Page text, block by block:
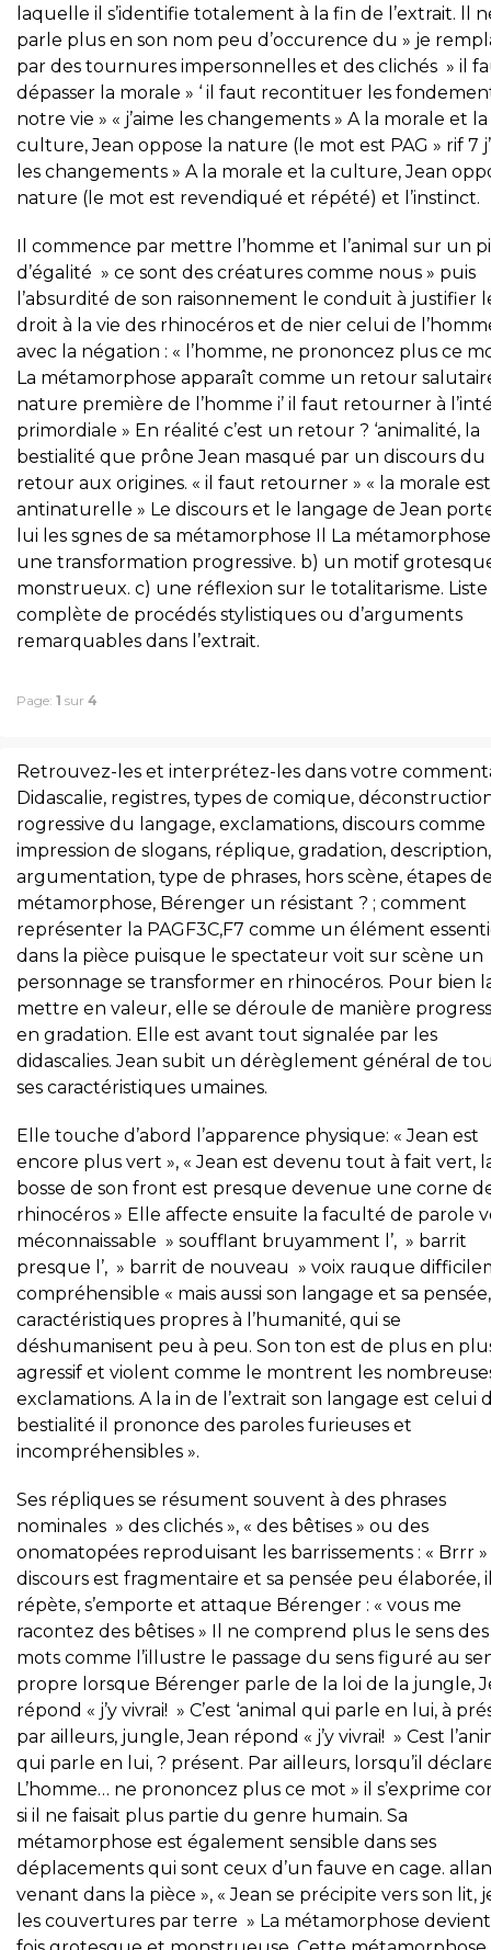
laquelle il s’identifie totalement à la fin de l’extrait. ll
parle plus en son nom peu d’occurence du » je
par des tournures impersonnelles et des clichés » il
dépasser la morale » ‘ il faut recontituer les
notre vie » « j’aime les changements » A la morale et la
culture, Jean oppose la nature (le mot est PAG » rif 7
les changements » A la morale et la culture, Jean
nature (le mot est revendiqué et répété) et l’instinct.
Il commence par mettre l’homme et l’animal sur un
d’égalité » ce sont des créatures comme nous » puis
l’absurdité de son raisonnement le conduit à justifier
droit à la vie des rhinocéros et de nier celui de
avec la négation : « l’homme, ne prononcez plus ce
La métamorphose apparaît comme un retour
nature première de l’homme i’ il faut retourner à
primordiale » En réalité c’est un retour ? ‘animalité, la
bestialité que prône Jean masqué par un discours du
retour aux origines. « il faut retourner » « la morale est
antinaturelle » Le discours et le langage de Jean
lui les sgnes de sa métamorphose Il La
une transformation progressive. b) un motif
monstrueux. c) une réflexion sur le totalitarisme.
complète de procédés stylistiques ou d’arguments
remarquables dans l’extrait.
Page: 1 sur 4
Retrouvez-les et interprétez-les dans votre
Didascalie, registres, types de comique,
rogressive du langage, exclamations, discours comme
impression de slogans, réplique, gradation, description,
argumentation, type de phrases, hors scène, étapes
métamorphose, Bérenger un résistant ? ; comment
représenter la PAGF3C,F7 comme un élément
dans la pièce puisque le spectateur voit sur scène un
personnage se transformer en rhinocéros. Pour bien
mettre en valeur, elle se déroule de manière
en gradation. Elle est avant tout signalée par les
didascalies. Jean subit un dérèglement général de
ses caractéristiques umaines.
Elle touche d’abord l’apparence physique: « Jean est
encore plus vert », « Jean est devenu tout à fait vert,
bosse de son front est presque devenue une corne
rhinocéros » Elle affecte ensuite la faculté de parole
méconnaissable » soufflant bruyamment l’, » barrit
presque l’, » barrit de nouveau » voix rauque
compréhensible « mais aussi son langage et sa pensée,
caractéristiques propres à l’humanité, qui se
déshumanisent peu à peu. Son ton est de plus en
agressif et violent comme le montrent les
exclamations. A la in de l’extrait son langage est celui
bestialité il prononce des paroles furieuses et
incompréhensibles ».
Ses répliques se résument souvent à des phrases
nominales » des clichés », « des bêtises » ou des
onomatopées reproduisant les barrissements : « Brrr »
discours est fragmentaire et sa pensée peu élaborée,
répète, s’emporte et attaque Bérenger : « vous me
racontez des bêtises » Il ne comprend plus le sens des
mots comme l’illustre le passage du sens figuré au
propre lorsque Bérenger parle de la loi de la jungle,
répond « j’y vivrai! » C’est ‘animal qui parle en lui, à
par ailleurs, jungle, Jean répond « j’y vivrai! » Cest
qui parle en lui, ? présent. Par ailleurs, lorsqu’il
L’homme… ne prononcez plus ce mot » il s’exprime
si il ne faisait plus partie du genre humain. Sa
métamorphose est également sensible dans ses
déplacements qui sont ceux d’un fauve en cage.
venant dans la pièce », « Jean se précipite vers son lit,
les couvertures par terre » La métamorphose